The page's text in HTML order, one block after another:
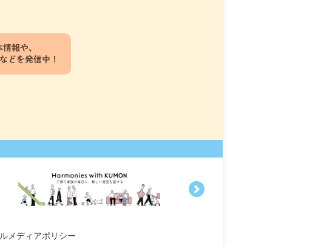
報や、
どを発信中！
メディアポリシー